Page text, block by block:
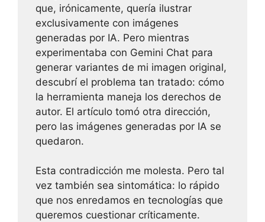
que, irónicamente, quería ilustrar
exclusivamente con imágenes
generadas por IA. Pero mientras
experimentaba con Gemini Chat para
generar variantes de mi imagen original,
descubrí el problema tan tratado: cómo
la herramienta maneja los derechos de
autor. El artículo tomó otra dirección,
pero las imágenes generadas por IA se
quedaron.
Esta contradicción me molesta. Pero tal
vez también sea sintomática: lo rápido
que nos enredamos en tecnologías que
queremos cuestionar críticamente.